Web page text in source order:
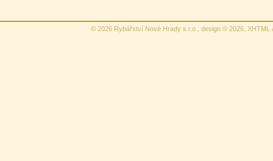
© 2026 Rybářství Nové Hrady s.r.o., design © 2026, XHTML